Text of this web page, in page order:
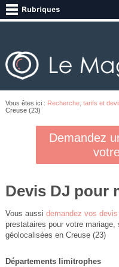
Vous êtes ici : Recherche, tarifs et
Creuse (23)
Demandez
Devis DJ pour
Vous aussi demandez vos
prestataires pour votre
géolocalisées en Creuse (23)
Départements limitrophes